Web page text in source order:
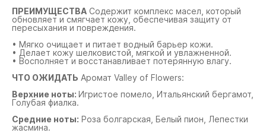
ПРЕИМУЩЕСТВА Содержит комплекс масел, который
обновляет и смягчает кожу, обеспечивая защиту от
пересыхания и повреждения.
• Мягко очищает и питает водный барьер кожи.
• Делает кожу шелковистой, мягкой и увлажненной.
• Восполняет и восстанавливает потерянную влагу.
ЧТО ОЖИДАТЬ Аромат Valley of Flowers:
Верхние ноты: Игристое помело, Итальянский бергамот,
Голубая фиалка.
Средние ноты: Роза болгарская, Белый пион, Лепестки
жасмина.